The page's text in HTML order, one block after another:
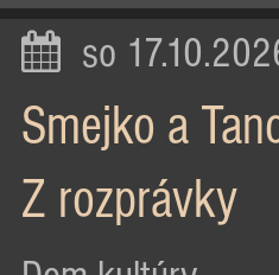
so
Smejko a
Z rozprávky